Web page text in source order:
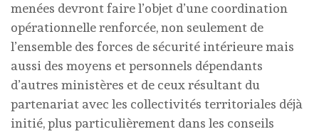
menées devront faire l’objet d’une coordination
opérationnelle renforcée, non seulement de
l’ensemble des forces de sécurité intérieure mais
aussi des moyens et personnels dépendants
d’autres ministères et de ceux résultant du
partenariat avec les collectivités territoriales déjà
initié, plus particulièrement dans les conseils